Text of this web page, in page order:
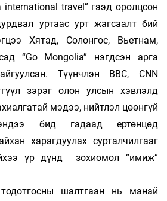
international travel” гээд оролцсон
уртаас урт жагсаалт бий
Хятад, Солонгос, Вьетнам,
“Go Mongolia” нэгдсэн арга
Түүнчлэн BBC, CNN
зэрэг олон ул­сын хэвлэлд
мэ­дээ, нийт­лэл цөөнгүй
бид га­даад ертөнцөд
ха­раг­дуулах сурталчилгааг
үр дүнд зохиомол “имиж”
шалтгаан нь манай